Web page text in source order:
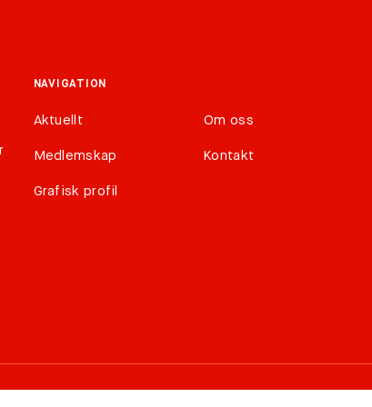
NAVIGATION
Aktuellt Om oss
Medlemskap Kontakt
Grafisk profil